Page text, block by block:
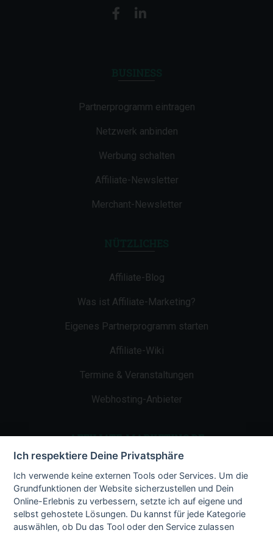
Partnerprogramm eintragen
Netzwerk anbinden
Werbung schalten
Affiliate-Newsletter
Merchant-Newsletter
Affiliate-Blog
Was ist Affiliate-Marketing?
Eigenes Partnerprogramm starten
Affiliate-Wiki
Termine & Veranstaltungen
Webhosting-Anbieter
AFFILIATE-MARKETING.DE
Impressum
Kontakt
Datenschutz
Ich respektiere Deine Privatsphäre
Ich verwende keine externen Tools oder Services. Um die
Grundfunktionen der Website sicherzustellen und Dein
Online-Erlebnis zu verbessern, setzte ich auf eigene und
selbst gehostete Lösungen. Du kannst für jede Kategorie
auswählen, ob Du das Tool oder den Service zulassen